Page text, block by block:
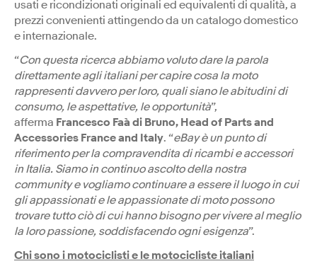
usati e ricondizionati originali ed equivalenti di qualità, a
prezzi convenienti attingendo da un catalogo domestico
e internazionale.
“Con questa ricerca abbiamo voluto dare la parola
direttamente agli italiani per capire cosa la moto
rappresenti davvero per loro, quali siano le abitudini di
consumo, le aspettative, le opportunità”,
afferma Francesco Faà di Bruno, Head of Parts and
Accessories France and Italy. “eBay è un punto di
riferimento per la compravendita di ricambi e accessori
in Italia. Siamo in continuo ascolto della nostra
community e vogliamo continuare a essere il luogo in cui
gli appassionati e le appassionate di moto possono
trovare tutto ciò di cui hanno bisogno per vivere al meglio
la loro passione, soddisfacendo ogni esigenza”.
Chi sono i motociclisti e le motocicliste italiani